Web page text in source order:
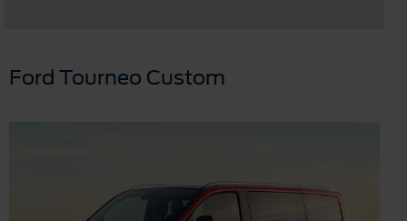
Ford Tourneo Custom